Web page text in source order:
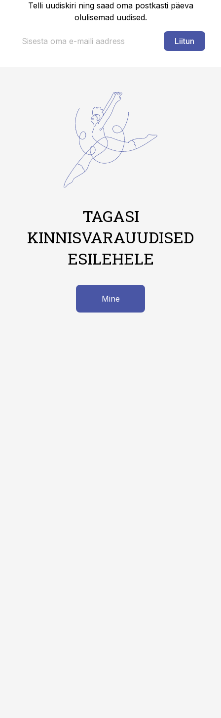
Telli uudiskiri ning saad oma postkasti päeva
olulisemad uudised.
Liitun
TAGASI
KINNISVARAUUDISED
ESILEHELE
Mine